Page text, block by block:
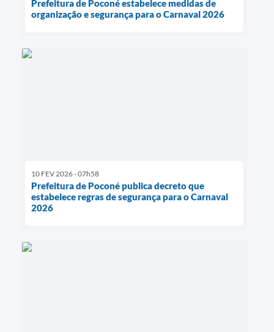
Prefeitura de Poconé estabelece medidas de
organização e segurança para o Carnaval 2026
10 FEV 2026 - 07h58
Prefeitura de Poconé publica decreto que
estabelece regras de segurança para o Carnaval
2026